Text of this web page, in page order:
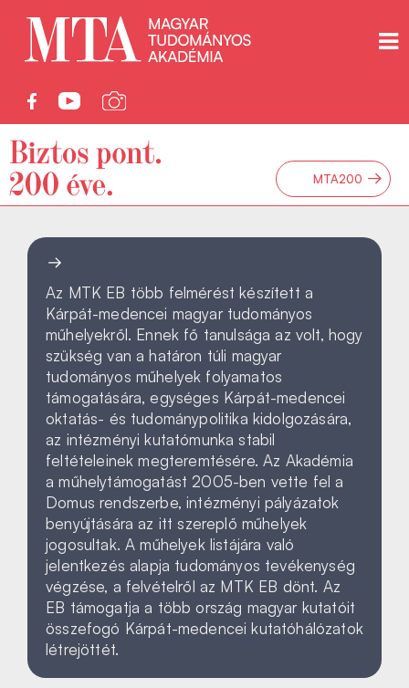
MTA200 →
Az MTK EB több felmérést készített a
Kárpát-medencei magyar tudományos
műhelyekről. Ennek fő tanulsága az volt, hogy
szükség van a határon túli magyar
tudományos műhelyek folyamatos
támogatására, egységes Kárpát-medencei
oktatás- és tudománypolitika kidolgozására,
az intézményi kutatómunka stabil
feltételeinek megteremtésére. Az Akadémia
a műhelytámogatást 2005-ben vette fel a
Domus rendszerbe, intézményi pályázatok
benyújtására az itt szereplő műhelyek
jogosultak. A műhelyek listájára való
jelentkezés alapja tudományos tevékenység
végzése, a felvételről az MTK EB dönt. Az
EB támogatja a több ország magyar kutatóit
összefogó Kárpát-medencei kutatóhálózatok
létrejöttét.